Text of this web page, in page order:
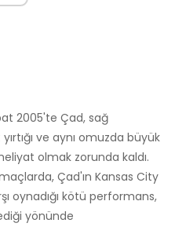
2005'te Çad, sağ
ve aynı omuzda büyük
olmak zorunda kaldı.
Çad'ın Kansas City
oynadığı kötü performans,
yönünde